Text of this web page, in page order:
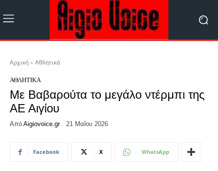
Αρχική Αθλητικά
ΑΘΛΗΤΙΚΆ
Με Βαβαρούτα το μεγάλο ντέρμπι της
ΑΕ Αιγίου
Από Aigiovoice.gr 21 Μαΐου 2026
Facebook X WhatsApp